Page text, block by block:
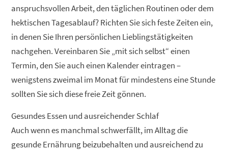
anspruchsvollen Arbeit, den täglichen Routinen oder dem
hektischen Tagesablauf? Richten Sie sich feste Zeiten ein,
in denen Sie Ihren persönlichen Lieblingstätigkeiten
nachgehen. Vereinbaren Sie „mit sich selbst“ einen
Termin, den Sie auch einen Kalender eintragen –
wenigstens zweimal im Monat für mindestens eine Stunde
sollten Sie sich diese freie Zeit gönnen.
Gesundes Essen und ausreichender Schlaf
Auch wenn es manchmal schwerfällt, im Alltag die
gesunde Ernährung beizubehalten und ausreichend zu